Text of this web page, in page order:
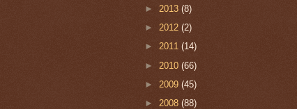
► 2013 (8)
► 2012 (2)
► 2011 (14)
► 2010 (66)
► 2009 (45)
► 2008 (88)